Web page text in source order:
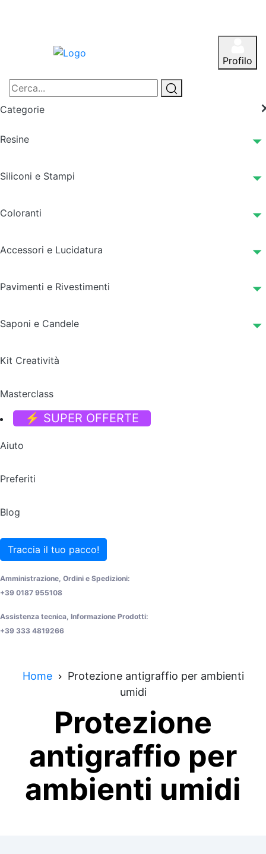
Profilo
Categorie
Resine
Siliconi e Stampi
Coloranti
Accessori e Lucidatura
Pavimenti e Rivestimenti
Saponi e Candele
Kit Creatività
Masterclass
⚡ SUPER OFFERTE
Aiuto
Preferiti
Blog
Traccia il tuo pacco!
Amministrazione, Ordini e Spedizioni:
+39 0187 955108
Assistenza tecnica, Informazione Prodotti:
+39 333 4819266
Home
Protezione antigraffio per ambienti
umidi
Protezione
antigraffio per
ambienti umidi